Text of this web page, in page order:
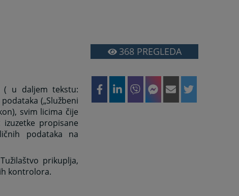
( u daljem tekstu:
(„Službeni
svim licima čije
propisane
podataka na
prikuplja,
kontrolora.
368PREGLEDA